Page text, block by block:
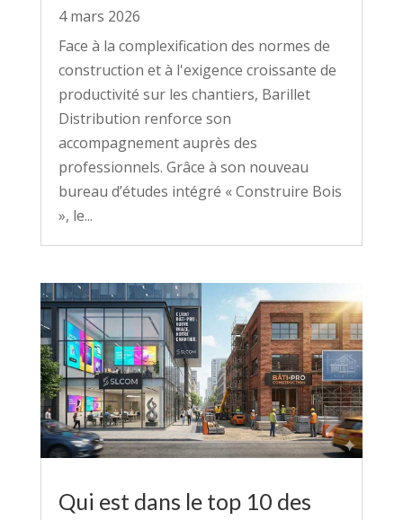
4 mars 2026
Face à la complexification des normes de
construction et à l'exigence croissante de
productivité sur les chantiers, Barillet
Distribution renforce son
accompagnement auprès des
professionnels. Grâce à son nouveau
bureau d’études intégré « Construire Bois
», le...
Qui est dans le top 10 des